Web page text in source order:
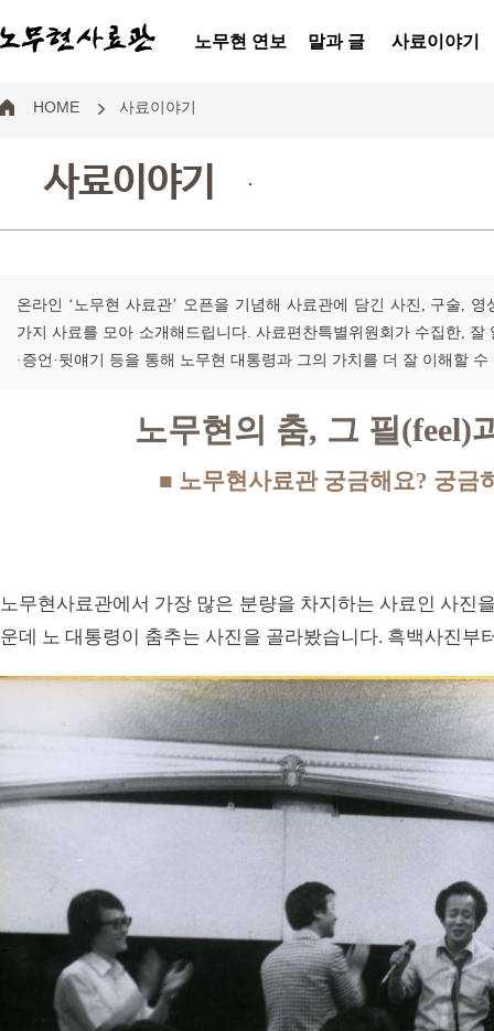
노무현 연보 말과 글 사료이야기
HOME 사료이야기
사료이야기 .
온라인 ‘노무현 사료관’ 오픈을 기념해 사료관에 담긴 사진, 구술,
가지 사료를 모아 소개해드립니다. 사료편찬특별위원회가 수집한,
·증언·뒷얘기 등을 통해 노무현 대통령과 그의 가치를 더 잘 이해할
노무현의 춤, 그 필(feel)
■ 노무현사료관 궁금해요? 궁
노무현사료관에서 가장 많은 분량을 차지하는 사료인 사진
운데 노 대통령이 춤추는 사진을 골라봤습니다. 흑백사진부